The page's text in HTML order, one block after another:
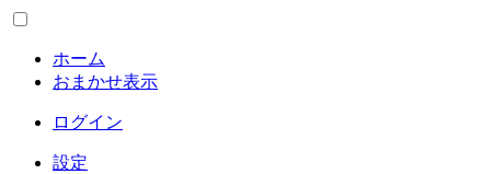
ホーム
おまかせ表示
ログイン
設定